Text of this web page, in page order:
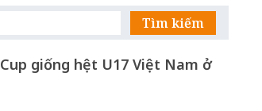
Tìm kiếm
giống hệt U17 Việt Nam ở